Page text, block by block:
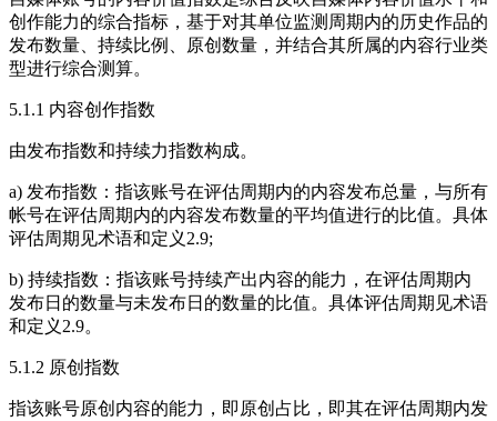
创作能力的综合指标，基于对其单位监测周期内的历史作品的
发布数量、持续比例、原创数量，并结合其所属的内容行业类
型进行综合测算。
5.1.1 内容创作指数
由发布指数和持续力指数构成。
a) 发布指数：指该账号在评估周期内的内容发布总量，与所有
帐号在评估周期内的内容发布数量的平均值进行的比值。具体
评估周期见术语和定义2.9;
b) 持续指数：指该账号持续产出内容的能力，在评估周期内
发布日的数量与未发布日的数量的比值。具体评估周期见术语
和定义2.9。
5.1.2 原创指数
指该账号原创内容的能力，即原创占比，即其在评估周期内发